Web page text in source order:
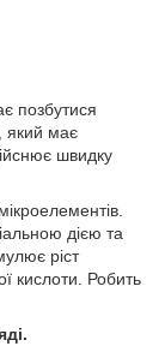
позбутися
який має
швидку
дією та
ріст
кислоти. Робить